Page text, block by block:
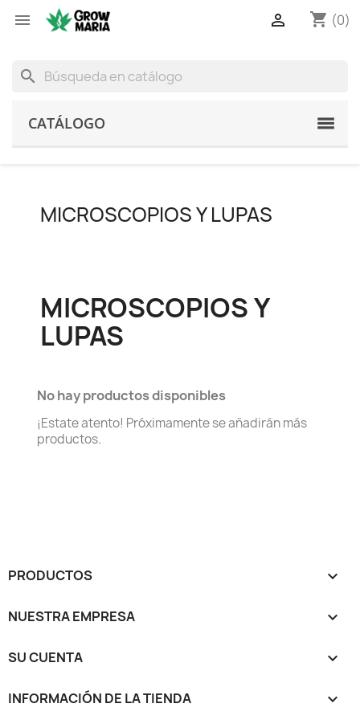
 shopping_cart (0)

search
CATÁLOGO
MICROSCOPIOS Y LUPAS
MICROSCOPIOS Y
LUPAS
No hay productos disponibles
¡Estate atento! Próximamente se añadirán más
productos.
PRODUCTOS 
NUESTRA EMPRESA 
SU CUENTA 
INFORMACIÓN DE LA TIENDA keyboard_arrow_down